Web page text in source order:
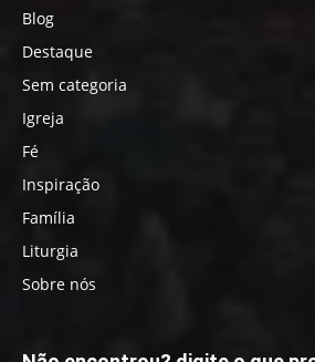
Blog
Destaque
Sem categoria
Igreja
Fé
Inspiração
Família
Liturgia
Sobre nós